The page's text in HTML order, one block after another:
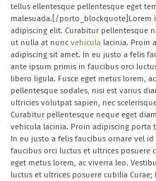
tellus ellentesque pellentesque eget
malesuada.[/porto_blockquote]Lorem
adipiscing elit. Curabitur pellentesque
ut nulla at nunc vehicula lacinia. Proin
adipiscing sit amet. In eu justo a felis
ante ipsum primis in faucibus orci
libero ligula. Fusce eget metus lorem,
pellentesque sodales, nisi est varius
ultricies volutpat sapien, nec
Curabitur pellentesque neque eget
vehicula lacinia. Proin adipiscing
In eu justo a felis faucibus ornare vel
faucibus orci luctus et ultrices posuere
eget metus lorem, ac viverra leo.
luctus et ultrices posuere cubilia